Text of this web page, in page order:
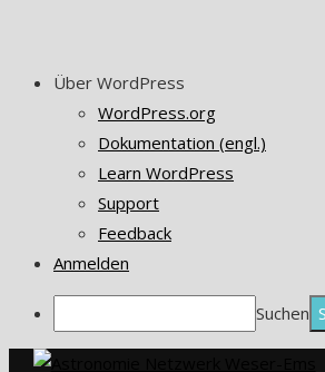
Über WordPress
WordPress.org
Dokumentation (engl.)
Learn WordPress
Support
Feedback
Anmelden
Suchen